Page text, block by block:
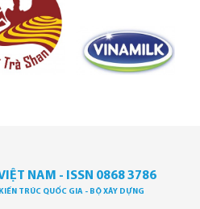
NAM - ISSN 0868 3786
TRÚC QUỐC GIA - BỘ XÂY DỰNG